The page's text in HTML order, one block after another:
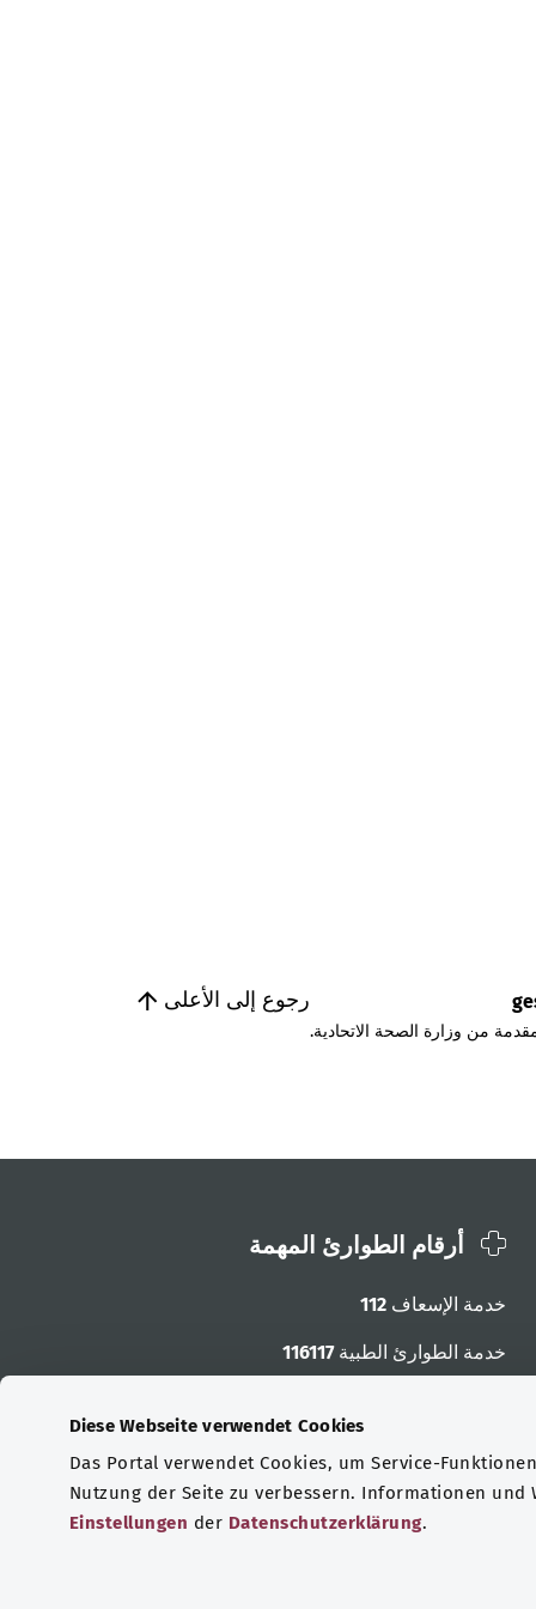
Diese Webseite verwendet Cookies
Das Portal verwendet Cookies, um Service-
Nutzung der Seite zu verbessern. Informationen
Einstellungen der Datenschutzerklärung.
رجوع إلى الأعلى
من وزارة الصحة الاتحادية.
أرقام الطوارئ المهمة
خدمة الإسعاف 112
خدمة الطوارئ الطبية116117